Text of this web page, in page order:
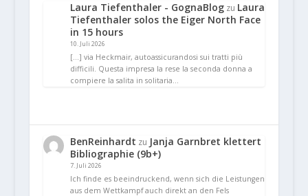
Laura Tiefenthaler - GognaBlogzu Laura
Tiefenthaler solos the Eiger North Face
in 15 hours
10. Juli 2026
[…] via Heckmair, autoassicurandosi sui tratti più
difficili. Questa impresa la rese la seconda donna a
compiere la salita in solitaria…
BenReinhardt zu Janja Garnbret klettert
Bibliographie (9b+)
7. Juli 2026
Ich finde es beeindruckend, wenn sich die Leistungen
aus dem Wettkampf auch direkt an den Fels